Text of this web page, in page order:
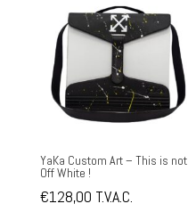
YaKa Custom Art – This is not
Off White !
€128,00 T.V.A.C.